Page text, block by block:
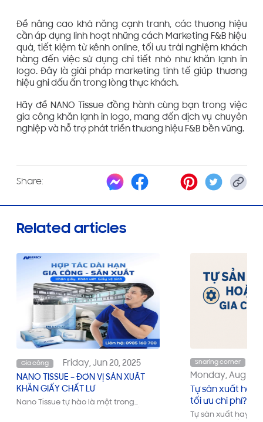
Để nâng cao khả năng cạnh tranh, các thương hiệu
cần áp dụng linh hoạt những cách Marketing F&B hiệu
quả, tiết kiệm từ kênh online, tối ưu trải nghiệm khách
hàng đến việc sử dụng chi tiết nhỏ như khăn lạnh in
logo. Đây là giải pháp marketing tinh tế giúp thương
hiệu ghi dấu ấn trong lòng thực khách.
Hãy để NANO Tissue đồng hành cùng bạn trong việc
gia công khăn lạnh in logo, mang đến dịch vụ chuyên
nghiệp và hỗ trợ phát triển thương hiệu F&B bền vững.
Share:
Related articles
Gia công
Friday, Jun 20, 2025
NANO TISSUE – ĐƠN VỊ SẢN XUẤT
KHĂN GIẤY CHẤT LƯ
Nano Tissue tự hào là một trong
Sharing corner
Monday, Aug 25,
Tự sản xuất hay
tối ưu chi phí?
Tự sản xuất hay